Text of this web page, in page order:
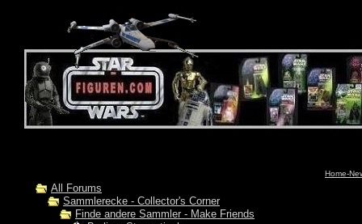
Home-
All Forums
Sammlerecke - Collector's Corner
Finde andere Sammler - Make Friends